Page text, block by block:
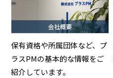
会社概要
保有資格や所属団体など、プ
ラスPMの基本的な情報をご
紹介しています。